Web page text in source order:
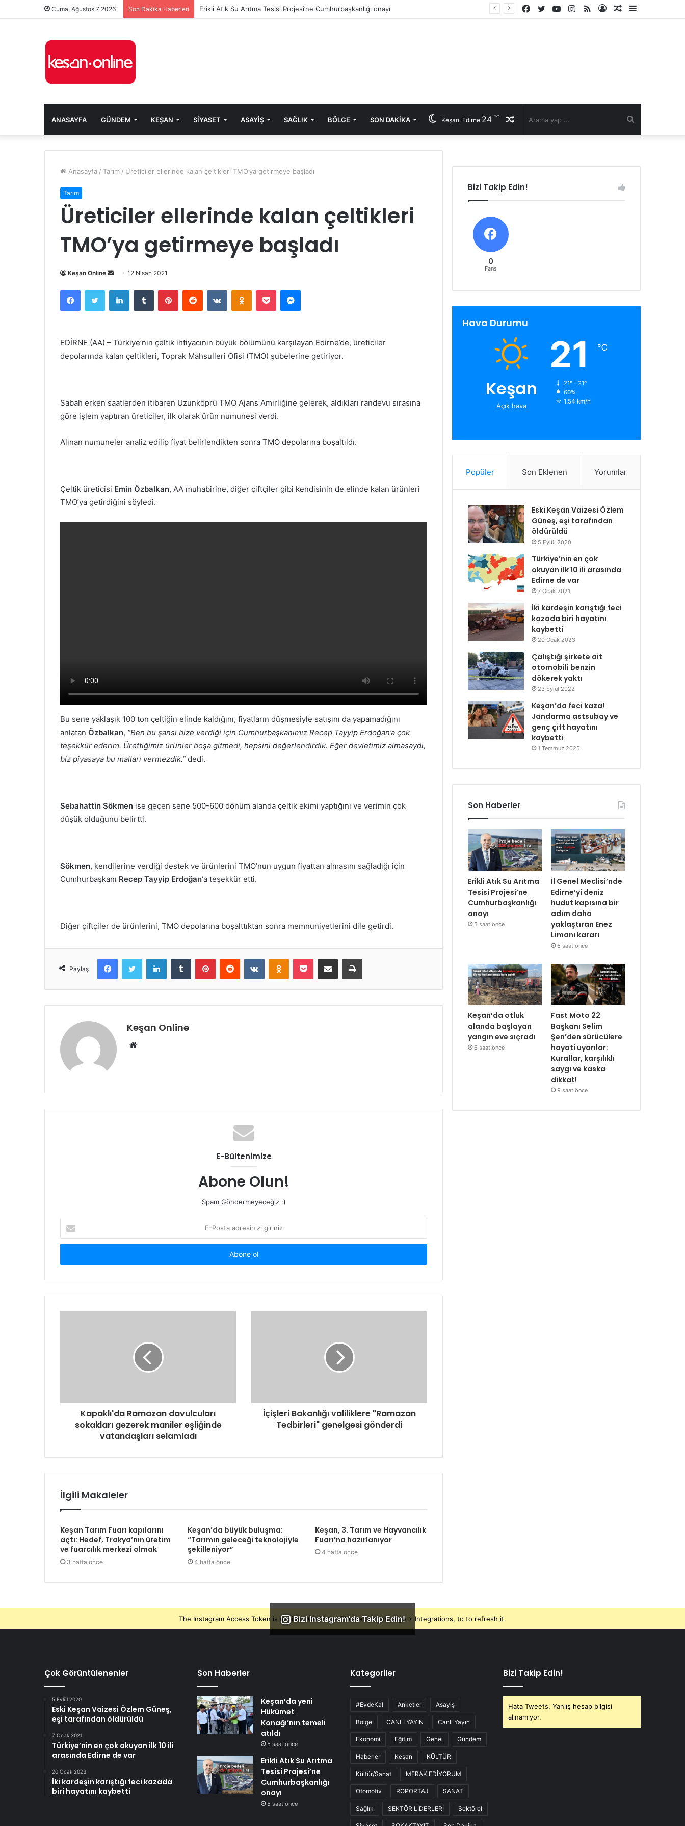
Cuma, Ağustos 7 2026 Son Dakika Haberleri Erikli Atık Su Arıtma Tesisi Projesi’ne Cumhurbaşkanlığı onayı
Kenar
Rastgele
Kayıt
RSS
Instagram
YouTube
Twitter
Facebook
ANASAYFA GÜNDEM KEŞAN SIYASET ASAYIŞ SAĞLIK BÖLGE SON DAKIKA Rastgele
Keşan, Edirne 24 ℃
Anasayfa / Tarım / Üreticiler ellerinde kalan çeltikleri TMO’ya getirmeye başladı
Tarım
Üreticiler ellerinde kalan çeltikleri
TMO’ya getirmeye başladı
Keşan Online
Bir
posta
göndermek
12 Nisan 2021
FacebookTwitter LinkedInTumblr PinterestReddit VKontakteOdnoklassniki
Pocket Messenger
EDİRNE (AA) – Türkiye’nin çeltik ihtiyacının büyük bölümünü karşılayan Edirne’de, üreticiler
depolarında kalan çeltikleri, Toprak Mahsulleri Ofisi (TMO) şubelerine getiriyor.
Sabah erken saatlerden itibaren Uzunköprü TMO Ajans Amirliğine gelerek, aldıkları randevu sırasına
göre işlem yaptıran üreticiler, ilk olarak ürün numunesi verdi.
Alınan numuneler analiz edilip fiyat belirlendikten sonra TMO depolarına boşaltıldı.
Çeltik üreticisi Emin Özbalkan, AA muhabirine, diğer çiftçiler gibi kendisinin de elinde kalan ürünleri
TMO’ya getirdiğini söyledi.
Bu sene yaklaşık 100 ton çeltiğin elinde kaldığını, fiyatların düşmesiyle satışını da yapamadığını
anlatan Özbalkan, “Ben bu şansı bize verdiği için Cumhurbaşkanımız Recep Tayyip Erdoğan’a çok
teşekkür ederim. Ürettiğimiz ürünler boşa gitmedi, hepsini değerlendirdik. Eğer devletimiz almasaydı,
biz piyasaya bu malları vermezdik.” dedi.
Sebahattin Sökmen ise geçen sene 500-600 dönüm alanda çeltik ekimi yaptığını ve verimin çok
düşük olduğunu belirtti.
Sökmen, kendilerine verdiği destek ve ürünlerini TMO’nun uygun fiyattan almasını sağladığı için
Cumhurbaşkanı Recep Tayyip Erdoğan‘a teşekkür etti.
Diğer çiftçiler de ürünlerini, TMO depolarına boşalttıktan sonra memnuniyetlerini dile getirdi.
Paylaş
FacebookTwitter LinkedInTumblr PinterestReddit VKontakteOdnoklassniki
Pocket E-Posta ile paylaş Yazdır
Keşan Online
Web
E-Bültenimize
Abone Olun!
Spam Göndermeyeceğiz :)
Posta
adresinizi
Kapaklı'da Ramazan davulcuları
sokakları gezerek maniler eşliğinde
vatandaşları selamladı
İçişleri Bakanlığı valiliklere "Ramazan
Tedbirleri" genelgesi gönderdi
İlgili Makaleler
Keşan Tarım Fuarı kapılarını
açtı: Hedef, Trakya’nın üretim
ve fuarcılık merkezi olmak
3 hafta önce
Keşan’da büyük buluşma:
“Tarımın geleceği teknolojiyle
şekilleniyor”
4 hafta önce
Keşan, 3. Tarım ve Hayvancılık
Fuarı’na hazırlanıyor
4 hafta önce
Bizi Takip Edin!
0
Fans
Hava Durumu
Keşan
Açık hava
21 ℃
21º - 21º
60%
1.54 km/h
Popüler Son Eklenen Yorumlar
Eski Keşan Vaizesi Özlem
Güneş, eşi tarafından
öldürüldü
5 Eylül 2020
Türkiye’nin en çok
okuyan ilk 10 ili arasında
Edirne de var
7 Ocak 2021
İki kardeşin karıştığı feci
kazada biri hayatını
kaybetti
20 Ocak 2023
Çalıştığı şirkete ait
otomobili benzin
dökerek yaktı
23 Eylül 2022
Keşan’da feci kaza!
Jandarma astsubay ve
genç çift hayatını
kaybetti
1 Temmuz 2025
Son Haberler
Erikli Atık Su Arıtma
Tesisi Projesi’ne
Cumhurbaşkanlığı
onayı
5 saat önce
İl Genel Meclisi’nde
Edirne’yi deniz
hudut kapısına bir
adım daha
yaklaştıran Enez
Limanı kararı
6 saat önce
Keşan’da otluk
alanda başlayan
yangın eve sıçradı
6 saat önce
Fast Moto 22
Başkanı Selim
Şen’den sürücülere
hayati uyarılar:
Kurallar, karşılıklı
saygı ve kaska
dikkat!
9 saat önce
Bizi Instagram'da Takip Edin!
The Instagram Access Token is expired, Go to the Theme options page > Integrations, to to refresh it.
Çok Görüntülenenler
5 Eylül 2020
Eski Keşan Vaizesi Özlem Güneş,
eşi tarafından öldürüldü
7 Ocak 2021
Türkiye’nin en çok okuyan ilk 10 ili
arasında Edirne de var
20 Ocak 2023
İki kardeşin karıştığı feci kazada
biri hayatını kaybetti
Son Haberler
Keşan’da yeni
Hükümet
Konağı’nın temeli
atıldı
5 saat önce
Erikli Atık Su Arıtma
Tesisi Projesi’ne
Cumhurbaşkanlığı
onayı
5 saat önce
Kategoriler
#EvdeKal Anketler Asayiş
Bölge CANLI YAYIN Canlı Yayın
Ekonomi Eğitim Genel Gündem
Haberler Keşan KÜLTÜR
Kültür/Sanat MERAK EDİYORUM
Otomotiv RÖPORTAJ SANAT
Sağlık SEKTÖR LİDERLERİ Sektörel
Bizi Takip Edin!
Hata Tweets, Yanlış hesap bilgisi
alınamıyor.